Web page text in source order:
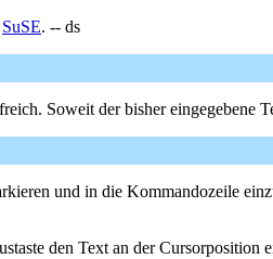
SuSE. -- ds
Soweit der bisher eingegebene
und in die Kommandozeile
den Text an der Cursorposition